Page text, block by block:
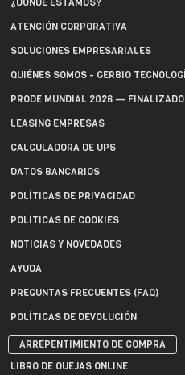
ATENCIÓN CORPORATIVA
SOLUCIONES EMPRESARIALES
QUIÉNES SOMOS - GERBIO
PRODE MUNDIAL 2026 — FINALIZADO
LEASING EMPRESAS
CALCULADORA DE UPS
DATOS BANCARIOS
POLÍTICAS DE PRIVACIDAD
POLÍTICAS DE COOKIES
NOTICIAS Y NOVEDADES
AYUDA
PREGUNTAS FRECUENTES (FAQ)
POLÍTICAS DE DEVOLUCIÓN
ARREPENTIMIENTO DE COMPRA
LIBRO DE QUEJAS ONLINE